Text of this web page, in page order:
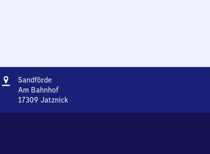
Adresse
Sandförde
Am Bahnhof
17309 Jatznick